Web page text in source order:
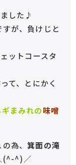
した♪
が、負けじと
ットコースタ
て、とにかく
ギまみれの味噌
の為、箕面の滝
(^-^)／